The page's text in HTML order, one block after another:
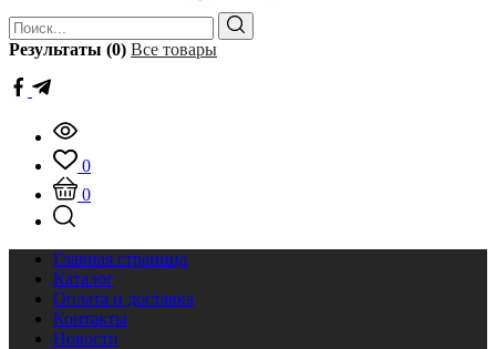
Результаты (0) Все товары
0
0
Главная страница
Каталог
Оплата и доставка
Контакты
Новости